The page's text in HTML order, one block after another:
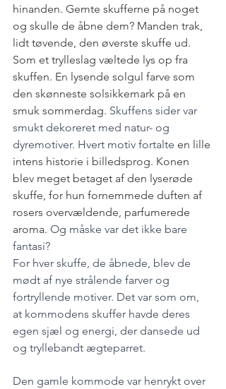
hinanden. Gemte skufferne på noget
og skulle de åbne dem? Manden trak,
lidt tøvende, den øverste skuffe ud.
Som et trylleslag væltede lys op fra
skuffen. En lysende solgul farve som
den skønneste solsikkemark på en
smuk sommerdag. Skuffens sider var
smukt dekoreret med natur- og
dyremotiver. Hvert motiv fortalte en lille
intens historie i billedsprog. Konen
blev meget betaget af den lyserøde
skuffe, for hun fornemmede duften af
rosers overvældende, parfumerede
aroma. Og måske var det ikke bare
fantasi?
For hver skuffe, de åbnede, blev de
mødt af nye strålende farver og
fortryllende motiver. Det var som om,
at kommodens skuffer havde deres
egen sjæl og energi, der dansede ud
og tryllebandt ægteparret.
Den gamle kommode var henrykt over